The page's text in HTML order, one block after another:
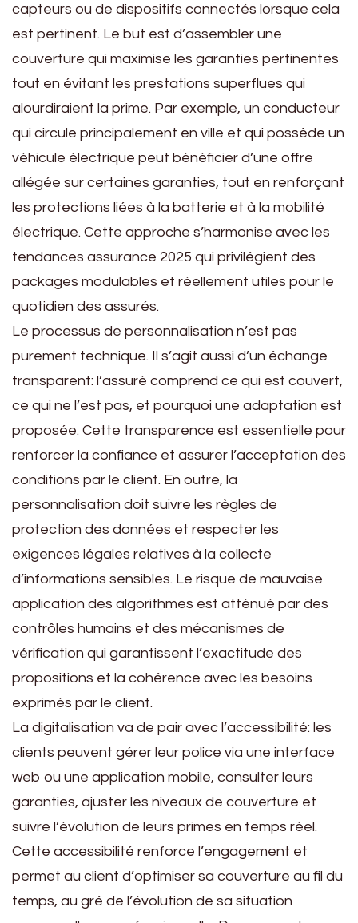
capteurs ou de dispositifs connectés lorsque cela
est pertinent. Le but est d’assembler une
couverture qui maximise les garanties pertinentes
tout en évitant les prestations superflues qui
alourdiraient la prime. Par exemple, un conducteur
qui circule principalement en ville et qui possède un
véhicule électrique peut bénéficier d’une offre
allégée sur certaines garanties, tout en renforçant
les protections liées à la batterie et à la mobilité
électrique. Cette approche s’harmonise avec les
tendances assurance 2025 qui privilégient des
packages modulables et réellement utiles pour le
quotidien des assurés.
Le processus de personnalisation n’est pas
purement technique. Il s’agit aussi d’un échange
transparent: l’assuré comprend ce qui est couvert,
ce qui ne l’est pas, et pourquoi une adaptation est
proposée. Cette transparence est essentielle pour
renforcer la confiance et assurer l’acceptation des
conditions par le client. En outre, la
personnalisation doit suivre les règles de
protection des données et respecter les
exigences légales relatives à la collecte
d’informations sensibles. Le risque de mauvaise
application des algorithmes est atténué par des
contrôles humains et des mécanismes de
vérification qui garantissent l’exactitude des
propositions et la cohérence avec les besoins
exprimés par le client.
La digitalisation va de pair avec l’accessibilité: les
clients peuvent gérer leur police via une interface
web ou une application mobile, consulter leurs
garanties, ajuster les niveaux de couverture et
suivre l’évolution de leurs primes en temps réel.
Cette accessibilité renforce l’engagement et
permet au client d’optimiser sa couverture au fil du
temps, au gré de l’évolution de sa situation